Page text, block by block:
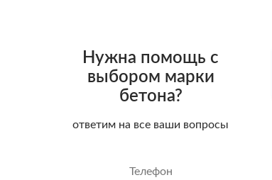
Нужна помощь с
выбором марки
бетона?
ответим на все ваши вопросы